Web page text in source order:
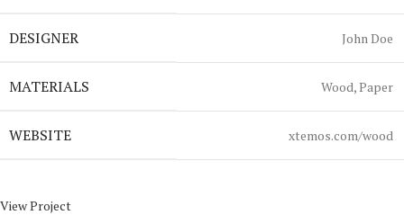
DESIGNER John Doe
MATERIALS Wood, Paper
WEBSITE xtemos.com/wood
View Project